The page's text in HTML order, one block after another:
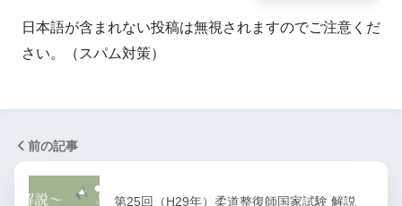
日本語が含まれない投稿は無視されますのでご注意くだ
さい。（スパム対策）
前の記事
第25回（H29年）柔道整復師国家試験 解説